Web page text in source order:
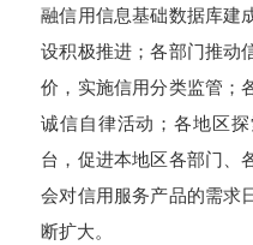
融信用信息基础数据库建
设积极推进；各部门推动
价，实施信用分类监管；
诚信自律活动；各地区
台，促进本地区各部门、
会对信用服务产品的需求
断扩大。